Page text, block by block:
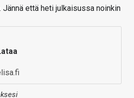
Jännä että heti julkaisussa noinkin